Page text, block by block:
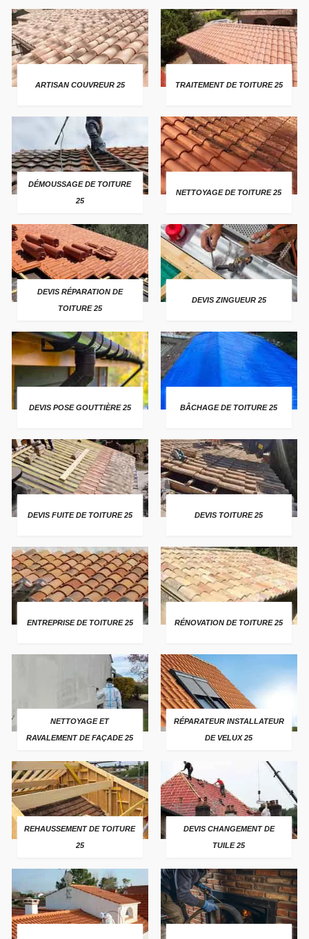
ARTISAN COUVREUR 25 TRAITEMENT DE TOITURE 25
DÉMOUSSAGE DE TOITURE
25
NETTOYAGE DE TOITURE 25
DEVIS RÉPARATION DE
TOITURE 25
DEVIS ZINGUEUR 25
DEVIS POSE GOUTTIÈRE 25 BÂCHAGE DE TOITURE 25
DEVIS FUITE DE TOITURE 25 DEVIS TOITURE 25
ENTREPRISE DE TOITURE 25 RÉNOVATION DE TOITURE 25
NETTOYAGE ET
RAVALEMENT DE FAÇADE 25
RÉPARATEUR INSTALLATEUR
DE VELUX 25
REHAUSSEMENT DE TOITURE
25
DEVIS CHANGEMENT DE
TUILE 25